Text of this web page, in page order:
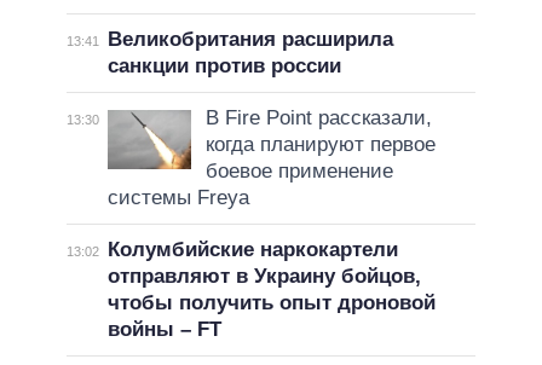
13:41
Великобритания расширила
санкции против россии
13:30
В Fire Point рассказали,
когда планируют первое
боевое применение
системы Freya
13:02
Колумбийские наркокартели
отправляют в Украину бойцов,
чтобы получить опыт дроновой
войны – FT